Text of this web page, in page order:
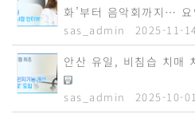
화’부터 음악회까지…
sas_admin 2025-11-14
안산 유일, 비침습 치매
sas_admin 2025-10-01